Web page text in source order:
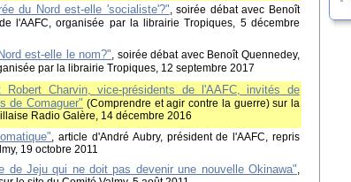
du Nord est-elle 'socialiste'?" , soirée débat avec Benoît
l'AAFC, organisée par la librairie Tropiques, 5 décembre
est-elle le nom?" , soirée débat avec Benoît Quennedey,
par la librairie Tropiques, 12 septembre 2017
Robert Charvin, vice-présidents de l'AAFC, invités de
de Comaguer" (Comprendre et agir contre la guerre) sur la
Radio Galère, 14 décembre 2016
, article d'André Aubry, président de l'AAFC, repris
19 octobre 2011
de Jeju qui ne doit pas devenir une nouvelle Okinawa",